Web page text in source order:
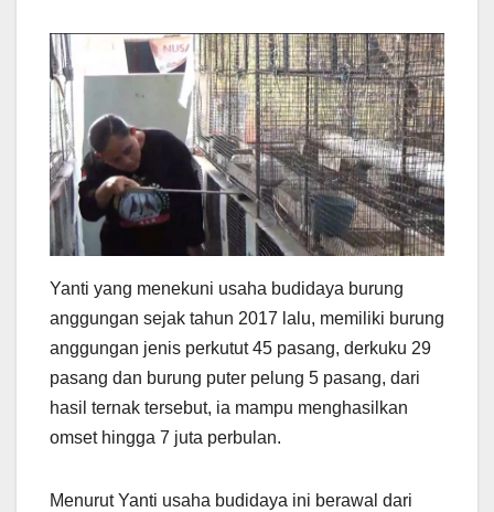
Yanti yang menekuni usaha budidaya burung
anggungan sejak tahun 2017 lalu, memiliki burung
anggungan jenis perkutut 45 pasang, derkuku 29
pasang dan burung puter pelung 5 pasang, dari
hasil ternak tersebut, ia mampu menghasilkan
omset hingga 7 juta perbulan.
Menurut Yanti usaha budidaya ini berawal dari